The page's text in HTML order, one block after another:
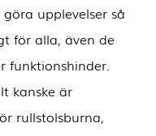
upplevelser så
för alla, även de
funktionshinder.
kanske är
rullstolsburna,